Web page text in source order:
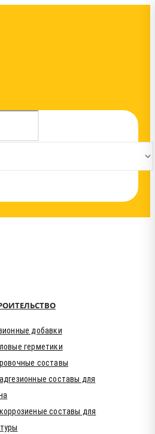
добавки
герметики
составы
составы для
составы для